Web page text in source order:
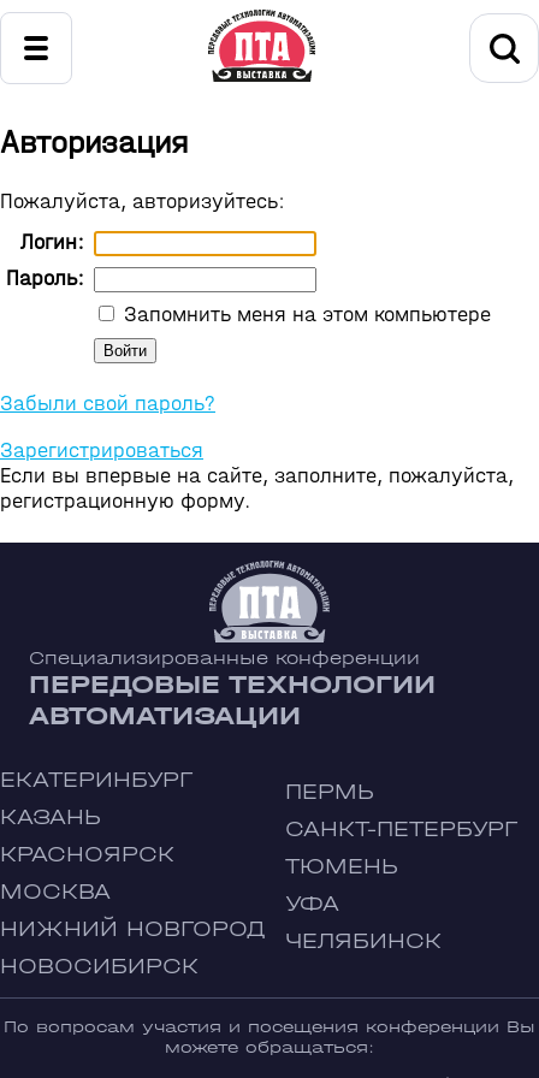
Авторизация
Пожалуйста, авторизуйтесь:
Логин:
Пароль:
Запомнить меня на этом компьютере
Забыли свой пароль?
Зарегистрироваться
Если вы впервые на сайте, заполните, пожалуйста,
регистрационную форму.
Специализированные конференции
ПЕРЕДОВЫЕ ТЕХНОЛОГИИ
АВТОМАТИЗАЦИИ
ЕКАТЕРИНБУРГ
КАЗАНЬ
КРАСНОЯРСК
МОСКВА
НИЖНИЙ НОВГОРОД
НОВОСИБИРСК
ПЕРМЬ
САНКТ-ПЕТЕРБУРГ
ТЮМЕНЬ
УФА
ЧЕЛЯБИНСК
По вопросам участия и посещения конференции Вы
можете обращаться: